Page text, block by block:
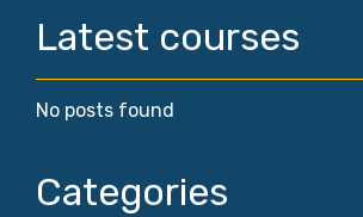
Latest courses
No posts found
Categories